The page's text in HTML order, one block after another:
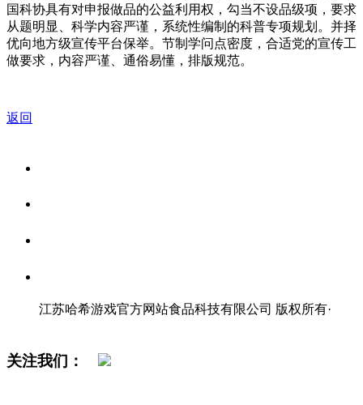
国科协具有对申报做品的公益利用权，勾当不设品级项，要求
从题明显、科学内容严谨，系统性编制的科普专项规划。并择
优向地方级宣传平台保举。节制学问点密度，合适党的宣传工
做要求，内容严谨、通俗易懂，排版规范。
返回
江苏哈希游戏官方网站食品科技有限公司 版权所有·
关注我们：